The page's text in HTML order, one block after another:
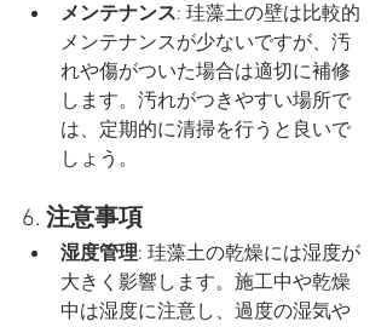
メンテナンス: 珪藻土の壁は比較的
メンテナンスが少ないですが、汚
れや傷がついた場合は適切に補修
します。汚れがつきやすい場所で
は、定期的に清掃を行うと良いで
しょう。
6. 注意事項
湿度管理: 珪藻土の乾燥には湿度が
大きく影響します。施工中や乾燥
中は湿度に注意し、過度の湿気や